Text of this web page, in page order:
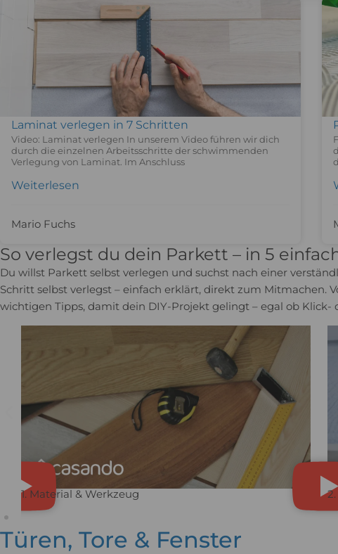
Laminat verlegen in 7 Schritten
Video: Laminat verlegen In unserem Video führen wir dich
durch die einzelnen Arbeitsschritte der schwimmenden
Verlegung von Laminat. Im Anschluss
Weiterlesen
Mario Fuchs
So verlegst du dein Parkett – in 5
Du willst Parkett selbst verlegen und suchst nach einer
Schritt selbst verlegst – einfach erklärt, direkt zum Mitmachen.
wichtigen Tipps, damit dein DIY-Projekt gelingt – egal ob Klick-
1. Material & Werkzeug
Türen, Tore & Fenster